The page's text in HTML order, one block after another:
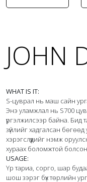
JOHN
WHAT IS IT:
S-цуврал нь маш сайн
Энэ уламжлал нь S700
үргэлжилсээр байна. Бид
зүйлийг хадгалсан бөгөөд
хэрэгслүүдийг нэмж
USAGE:
Үр тариа, сорго, шар